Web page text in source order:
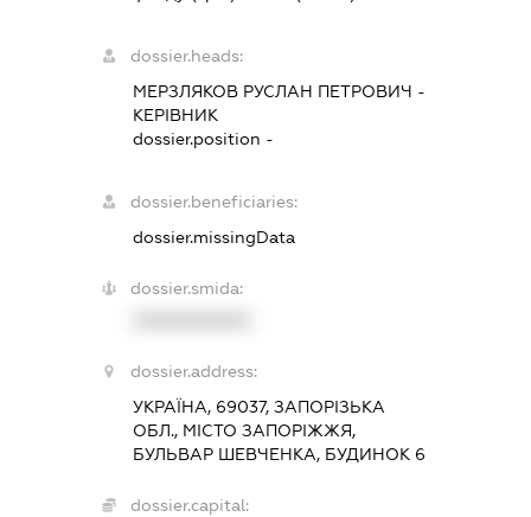
dossier.heads:
МЕРЗЛЯКОВ РУСЛАН ПЕТРОВИЧ -
КЕРІВНИК
dossier.position -
dossier.beneficiaries:
dossier.missingData
dossier.smida:
dossier.address:
УКРАЇНА, 69037, ЗАПОРІЗЬКА
ОБЛ., МІСТО ЗАПОРІЖЖЯ,
БУЛЬВАР ШЕВЧЕНКА, БУДИНОК 6
dossier.capital: